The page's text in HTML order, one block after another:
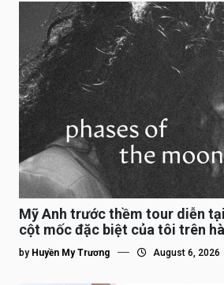
Mỹ Anh trước thềm tour diễn
cột mốc đặc biệt của tôi trên
tế”
by Huyền My Trương August 6, 2026